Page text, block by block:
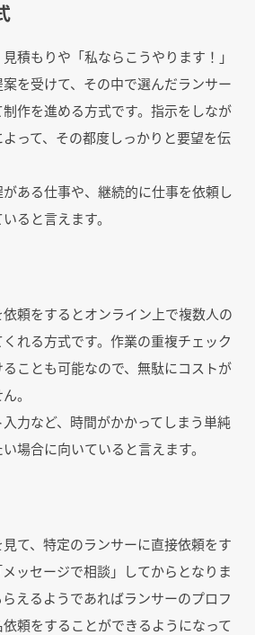
積もりや「私ならこうやります！」
を受けて、その中で選んだランサー
作を進める方式です。指示をしなが
って、その都度しっかりと要望を伝
ある仕事や、継続的に仕事を依頼し
ると言えます。
頼をするとオンライン上で複数人の
れる方式です。作業の重複チェック
ことも可能なので、無駄にコストが
。
力など、時間がかかってしまう単純
場合に向いていると言えます。
て、特定のランサーに直接依頼をす
ッセージで相談」してからとなりま
えるようであればランサーのプロフ
頼をすることができるようになって